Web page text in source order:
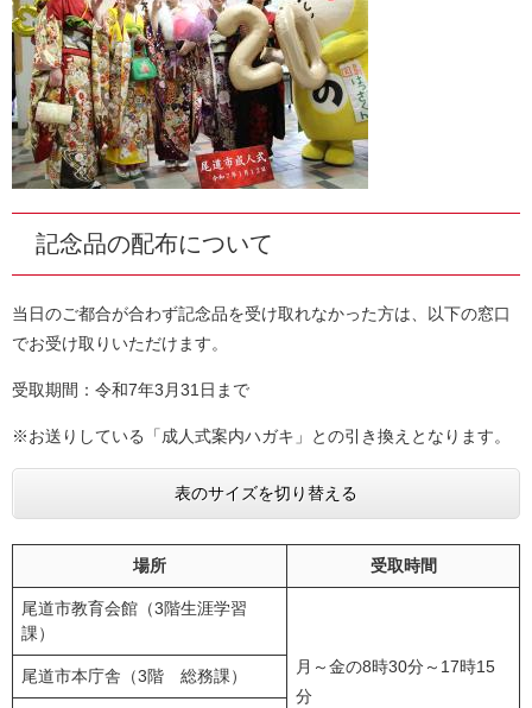
記念品の配布について
当日のご都合が合わず記念品を受け取れなかった方は、以下の窓口
でお受け取りいただけます。
受取期間：令和7年3月31日まで
※お送りしている「成人式案内ハガキ」との引き換えとなります。
表のサイズを切り替える
場所 受取時間
尾道市教育会館（3階生涯学習
課）
月～金の8時30分～17時15
分
尾道市本庁舎（3階 総務課）